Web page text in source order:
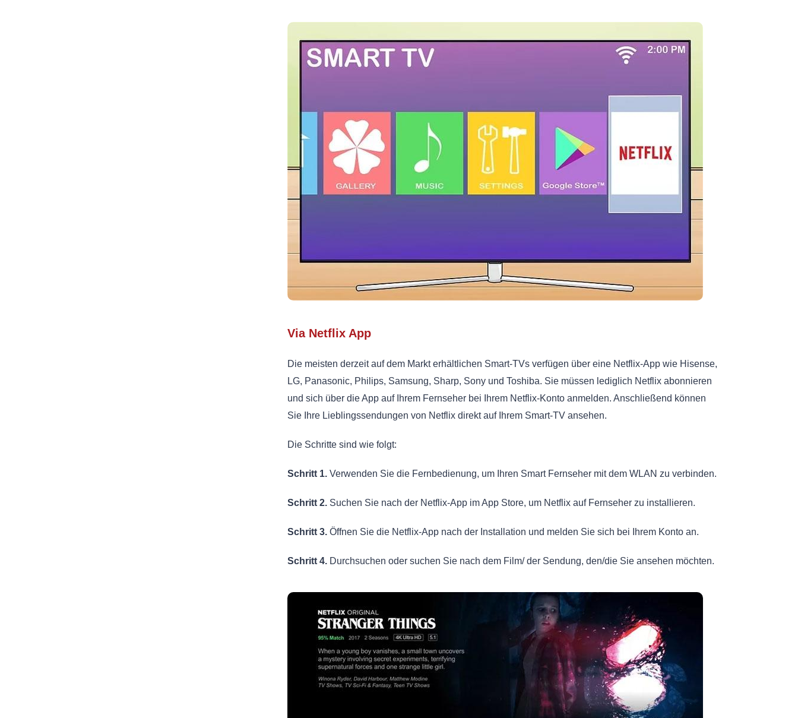
Via Netflix App
Die meisten derzeit auf dem Markt erhältlichen Smart-TVs verfügen über eine Netflix-App wie Hisense,
LG, Panasonic, Philips, Samsung, Sharp, Sony und Toshiba. Sie müssen lediglich Netflix abonnieren
und sich über die App auf Ihrem Fernseher bei Ihrem Netflix-Konto anmelden. Anschließend können
Sie Ihre Lieblingssendungen von Netflix direkt auf Ihrem Smart-TV ansehen.
Die Schritte sind wie folgt:
Schritt 1. Verwenden Sie die Fernbedienung, um Ihren Smart Fernseher mit dem WLAN zu verbinden.
Schritt 2. Suchen Sie nach der Netflix-App im App Store, um Netflix auf Fernseher zu installieren.
Schritt 3. Öffnen Sie die Netflix-App nach der Installation und melden Sie sich bei Ihrem Konto an.
Schritt 4. Durchsuchen oder suchen Sie nach dem Film/ der Sendung, den/die Sie ansehen möchten.